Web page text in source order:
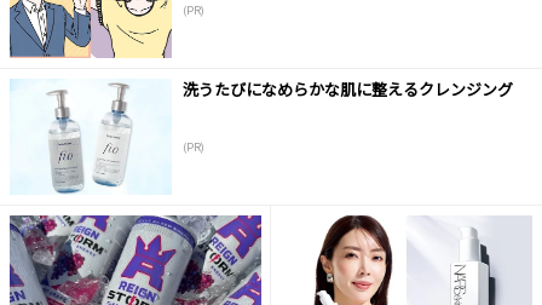
(PR)
洗うたびになめらかな肌に整えるクレンジング
(PR)